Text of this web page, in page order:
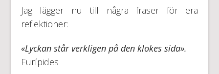
Jag lägger nu till några fraser för era
reflektioner:
«Lyckan står verkligen på den klokes sida».
Eurípides